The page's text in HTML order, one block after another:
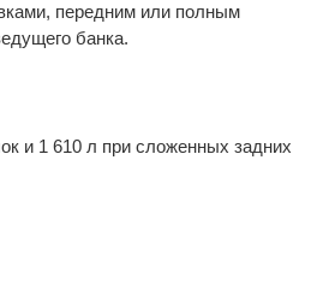
передним или полным
банка.
и 1 610 л при сложенных задних